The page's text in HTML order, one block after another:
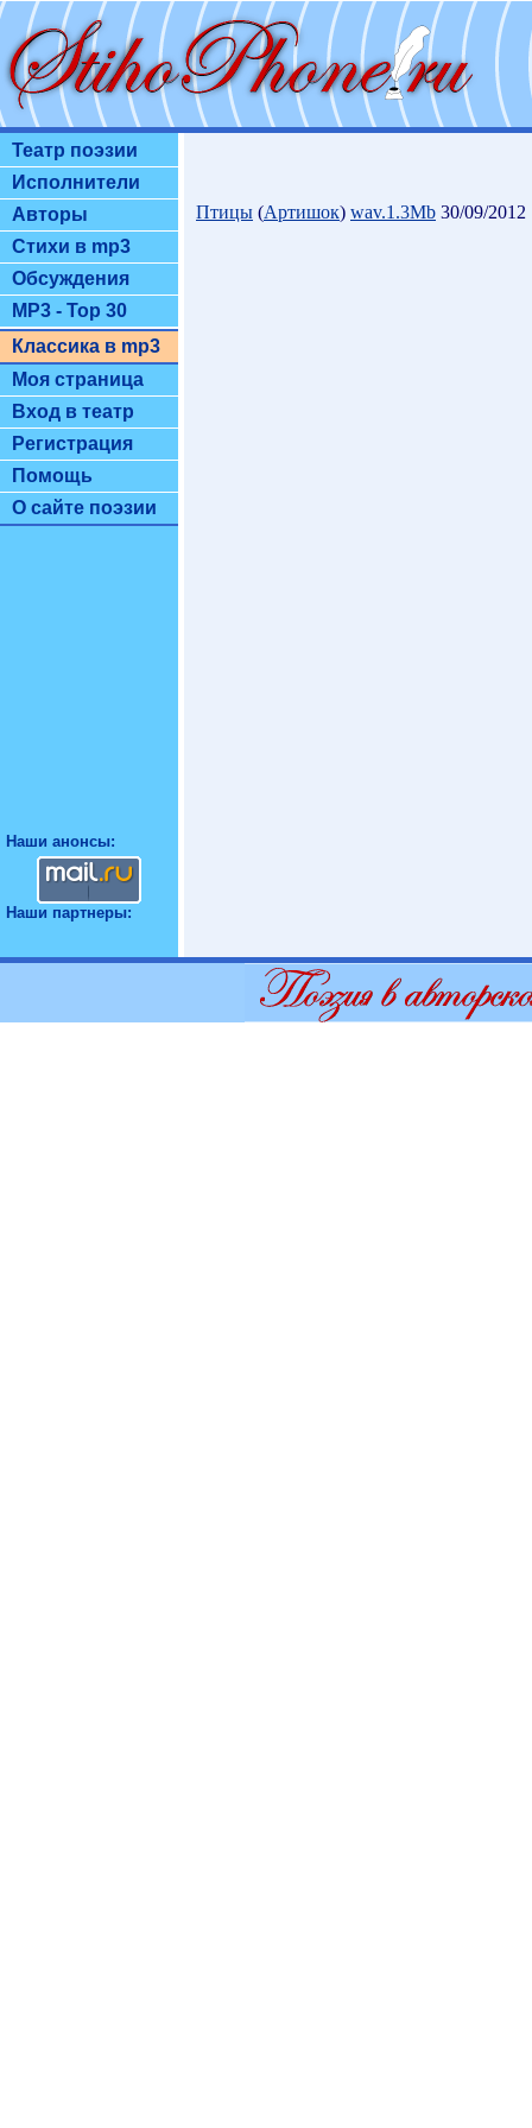
Театр поэзии
Исполнители
Авторы
Стихи в mp3
Обсуждения
MP3 - Top 30
Классика в mp3
Моя страница
Вход в театр
Регистрация
Помощь
О сайте поэзии
Наши анонсы:
Наши партнеры:
Птицы (Артишок) wav.1.3Mb 30/09/2012